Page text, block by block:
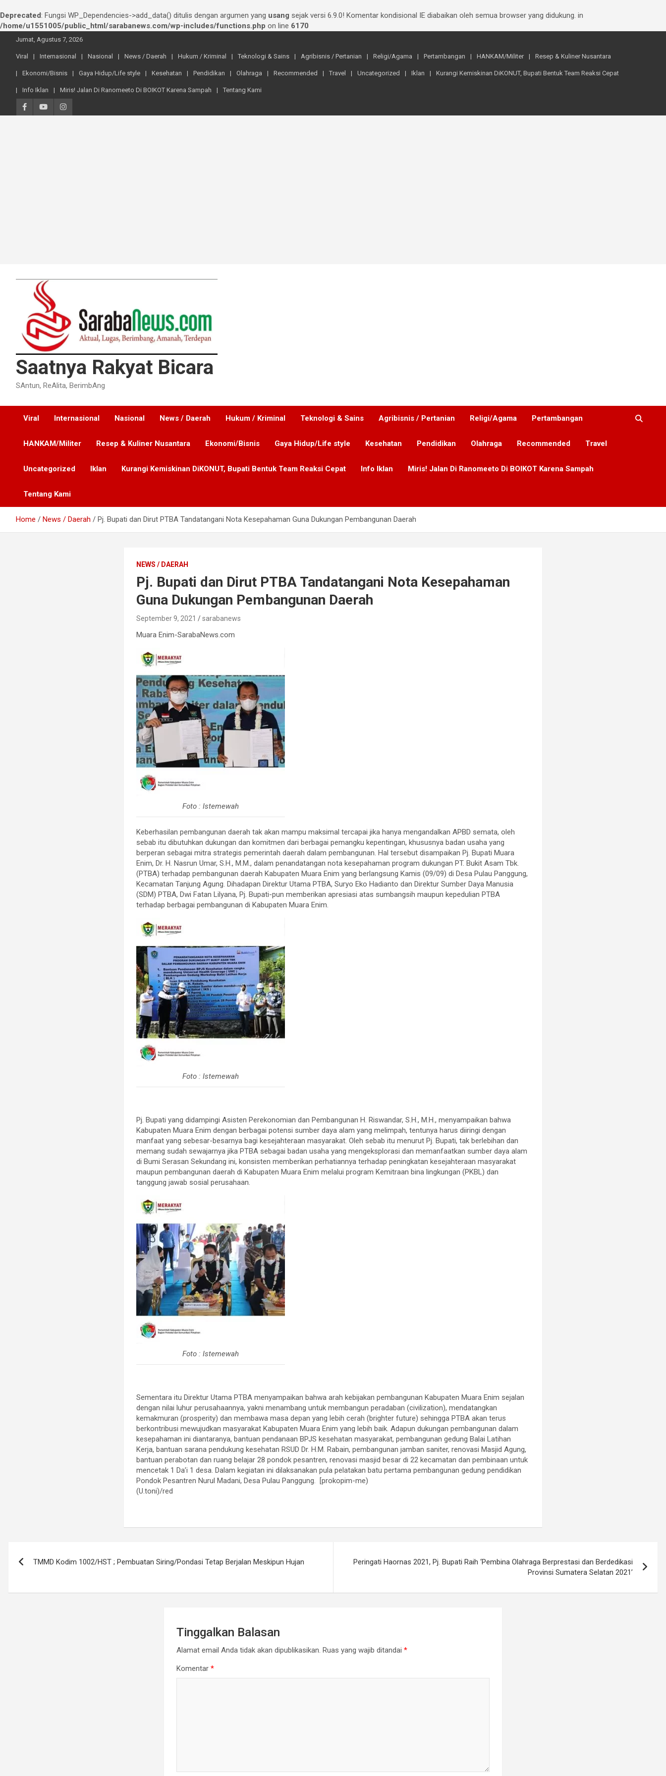
Deprecated: Fungsi WP_Dependencies->add_data() ditulis dengan argumen yang usang sejak versi 6.9.0! Komentar kondisional IE diabaikan oleh semua browser yang didukung. in
/home/u1551005/public_html/sarabanews.com/wp-includes/functions.php on line 6170
content
Jumat, Agustus 7, 2026
Viral Internasional Nasional News / Daerah Hukum / Kriminal Teknologi & Sains Agribisnis / Pertanian Religi/Agama Pertambangan HANKAM/Militer Resep & Kuliner Nusantara
Ekonomi/Bisnis Gaya Hidup/Life style Kesehatan Pendidikan Olahraga Recommended Travel Uncategorized Iklan Kurangi Kemiskinan DiKONUT, Bupati Bentuk Team Reaksi Cepat
Info Iklan Miris! Jalan Di Ranomeeto Di BOIKOT Karena Sampah Tentang Kami
Saatnya Rakyat Bicara
SAntun, ReAlita, BerimbAng
Viral Internasional Nasional News / Daerah Hukum / Kriminal Teknologi & Sains Agribisnis / Pertanian Religi/Agama Pertambangan
HANKAM/Militer Resep & Kuliner Nusantara Ekonomi/Bisnis Gaya Hidup/Life style Kesehatan Pendidikan Olahraga Recommended Travel
Uncategorized Iklan Kurangi Kemiskinan DiKONUT, Bupati Bentuk Team Reaksi Cepat Info Iklan Miris! Jalan Di Ranomeeto Di BOIKOT Karena Sampah
Tentang Kami
Home News / Daerah Pj. Bupati dan Dirut PTBA Tandatangani Nota Kesepahaman Guna Dukungan Pembangunan Daerah
NEWS / DAERAH
Pj. Bupati dan Dirut PTBA Tandatangani Nota Kesepahaman
Guna Dukungan Pembangunan Daerah
September 9, 2021 sarabanews
Muara Enim-SarabaNews.com
Foto : Istemewah
Keberhasilan pembangunan daerah tak akan mampu maksimal tercapai jika hanya mengandalkan APBD semata, oleh
sebab itu dibutuhkan dukungan dan komitmen dari berbagai pemangku kepentingan, khususnya badan usaha yang
berperan sebagai mitra strategis pemerintah daerah dalam pembangunan. Hal tersebut disampaikan Pj. Bupati Muara
Enim, Dr. H. Nasrun Umar, S.H., M.M., dalam penandatangan nota kesepahaman program dukungan PT. Bukit Asam Tbk.
(PTBA) terhadap pembangunan daerah Kabupaten Muara Enim yang berlangsung Kamis (09/09) di Desa Pulau Panggung,
Kecamatan Tanjung Agung. Dihadapan Direktur Utama PTBA, Suryo Eko Hadianto dan Direktur Sumber Daya Manusia
(SDM) PTBA, Dwi Fatan Lilyana, Pj. Bupati-pun memberikan apresiasi atas sumbangsih maupun kepedulian PTBA
terhadap berbagai pembangunan di Kabupaten Muara Enim.
Foto : Istemewah
Pj. Bupati yang didampingi Asisten Perekonomian dan Pembangunan H. Riswandar, S.H., M.H., menyampaikan bahwa
Kabupaten Muara Enim dengan berbagai potensi sumber daya alam yang melimpah, tentunya harus diiringi dengan
manfaat yang sebesar-besarnya bagi kesejahteraan masyarakat. Oleh sebab itu menurut Pj. Bupati, tak berlebihan dan
memang sudah sewajarnya jika PTBA sebagai badan usaha yang mengeksplorasi dan memanfaatkan sumber daya alam
di Bumi Serasan Sekundang ini, konsisten memberikan perhatiannya terhadap peningkatan kesejahteraan masyarakat
maupun pembangunan daerah di Kabupaten Muara Enim melalui program Kemitraan bina lingkungan (PKBL) dan
tanggung jawab sosial perusahaan.
Foto : Istemewah
Sementara itu Direktur Utama PTBA menyampaikan bahwa arah kebijakan pembangunan Kabupaten Muara Enim sejalan
dengan nilai luhur perusahaannya, yakni menambang untuk membangun peradaban (civilization), mendatangkan
kemakmuran (prosperity) dan membawa masa depan yang lebih cerah (brighter future) sehingga PTBA akan terus
berkontribusi mewujudkan masyarakat Kabupaten Muara Enim yang lebih baik. Adapun dukungan pembangunan dalam
kesepahaman ini diantaranya, bantuan pendanaan BPJS kesehatan masyarakat, pembangunan gedung Balai Latihan
Kerja, bantuan sarana pendukung kesehatan RSUD Dr. H.M. Rabain, pembangunan jamban saniter, renovasi Masjid Agung,
bantuan perabotan dan ruang belajar 28 pondok pesantren, renovasi masjid besar di 22 kecamatan dan pembinaan untuk
mencetak 1 Da’i 1 desa. Dalam kegiatan ini dilaksanakan pula pelatakan batu pertama pembangunan gedung pendidikan
Pondok Pesantren Nurul Madani, Desa Pulau Panggung. [prokopim-me)
(U.toni)/red
pos
TMMD Kodim 1002/HST ; Pembuatan Siring/Pondasi Tetap Berjalan Meskipun Hujan
Peringati Haornas 2021, Pj. Bupati Raih ‘Pembina Olahraga Berprestasi dan Berdedikasi
Provinsi Sumatera Selatan 2021’
Tinggalkan Balasan
Alamat email Anda tidak akan dipublikasikan. Ruas yang wajib ditandai *
Komentar *